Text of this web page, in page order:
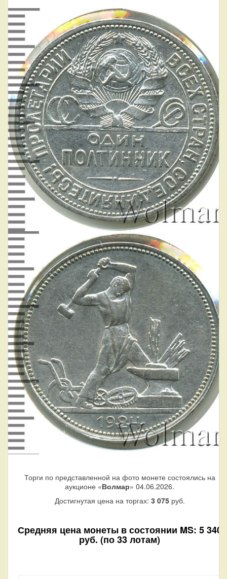
Торги по представленной на фото монете состоялись на
аукционе «Волмар» 04.06.2026.
Достигнутая цена на торгах: 3 075руб.
Средняя цена монеты в состоянии MS: 5 340
руб. (по 33 лотам)